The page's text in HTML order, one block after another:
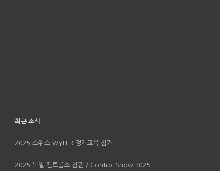
최근 소식
2025 스위스 WYLER 정기교육 참가
2025 독일 컨트롤쇼 참관 / Control Show 2025